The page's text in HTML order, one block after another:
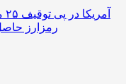
رمزارز